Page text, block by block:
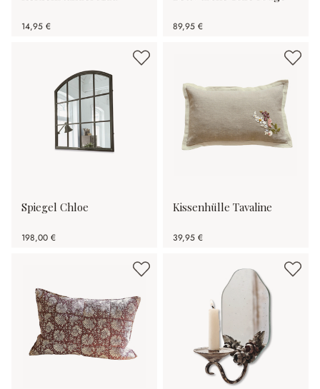
14,95 € 89,95 €
Spiegel Chloe
198,00 €
Kissenhülle Tavaline
39,95 €